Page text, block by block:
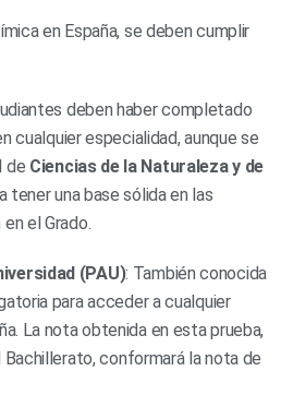
en España, se deben cumplir
deben haber completado
cualquier especialidad, aunque se
de Ciencias de la Naturaleza y de
tener una base sólida en las
el Grado.
(PAU): También conocida
para acceder a cualquier
La nota obtenida en esta prueba,
conformará la nota de